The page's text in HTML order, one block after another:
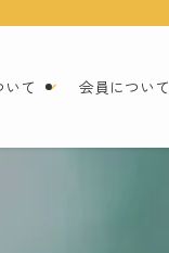
て 会員について